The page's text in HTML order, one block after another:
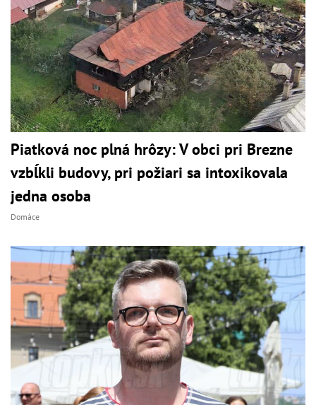
Piatková noc plná hrôzy: V obci pri Brezne
vzbĺkli budovy, pri požiari sa intoxikovala
jedna osoba
Domáce